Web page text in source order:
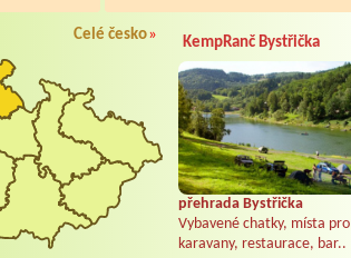
Celé česko» KempRanč Bystřička
přehrada Bystřička
Vybavené chatky, místa pro
karavany, restaurace, bar..